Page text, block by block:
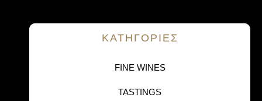
KΑΤΗΓΟΡΙΕΣ
FINE WINES
TASTINGS